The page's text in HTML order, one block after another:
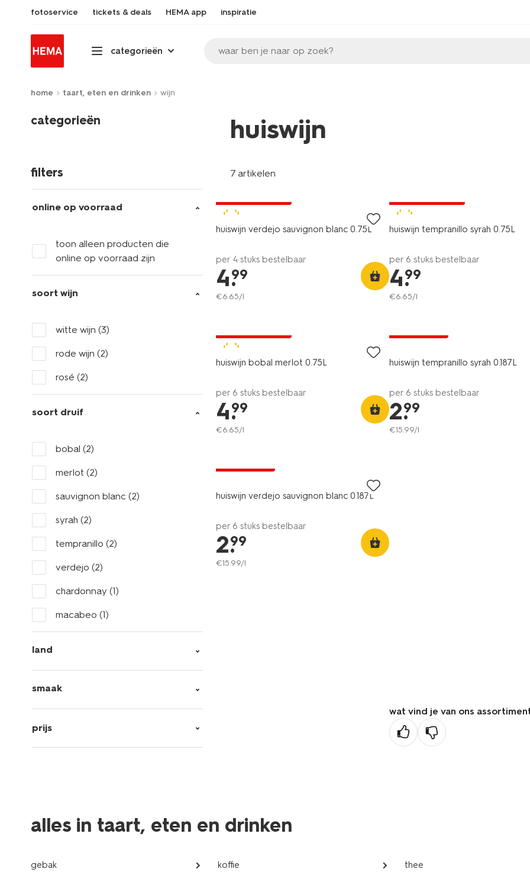
fotoservice tickets & deals HEMA app inspiratie
categorieën waar ben je naar op zoek?
home taart, eten en drinken wijn
categorieën
filters
online op voorraad
toon alleen producten die
online op voorraad zijn
soort wijn
witte wijn (3)
rode wijn (2)
rosé (2)
soort druif
bobal (2)
merlot (2)
sauvignon blanc (2)
syrah (2)
tempranillo (2)
verdejo (2)
chardonnay (1)
macabeo (1)
land
smaak
prijs
huiswijn
7 artikelen
8.5
huiswijn verdejo sauvignon blanc 0.75L
per 4 stuks bestelbaar
4.
99
€6.65/l
huiswijn tempranillo syrah 0.75L
per 6 stuks bestelbaar
4.
99
€6.65/l
huiswijn bobal merlot 0.75L
per 6 stuks bestelbaar
4.
99
€6.65/l
huiswijn tempranillo syrah 0.187L
per 6 stuks bestelbaar
2.
99
€15.99/l
huiswijn verdejo sauvignon blanc 0.187L
per 6 stuks bestelbaar
2.
99
€15.99/l
wat vind je van ons
alles in taart, eten en drinken
gebak koffie thee